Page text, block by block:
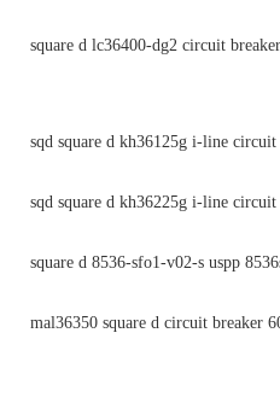
square d lc36400-dg2 circuit
sqd square d kh36125g i-line
sqd square d kh36225g i-line
square d 8536-sfo1-v02-s uspp
mal36350 square d circuit breaker